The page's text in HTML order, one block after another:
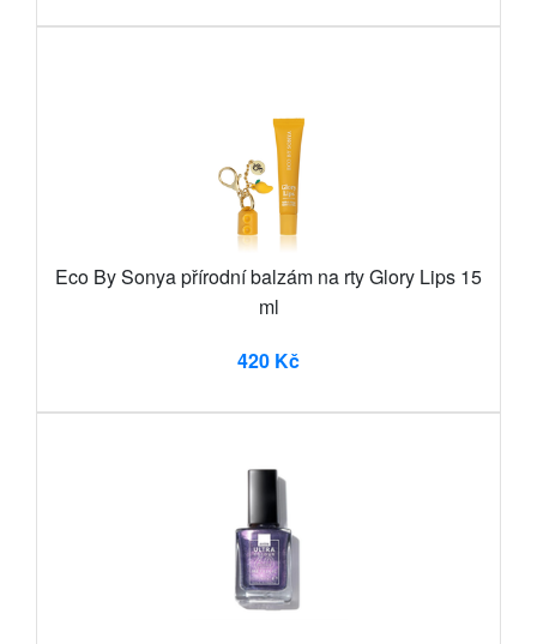
Eco By Sonya přírodní balzám na rty Glory Lips 15
ml
420 Kč